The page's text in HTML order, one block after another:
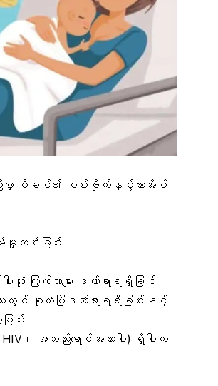
ဆိုသည်မှာ မိခင်၏ ဝမ်းဗိုက်နှင့်သားအိမ်
ကင်းခြင်း
ကြွက်သားများ ဒဏ်ရာရရှိခြင်း၊
ေးတွင် စုတ်ပြဲဒဏ်ရာရရှိခြင်းနှင့်
ြင်း
၊ အသည်းရောင်အသားဝါ) ရှိပါက